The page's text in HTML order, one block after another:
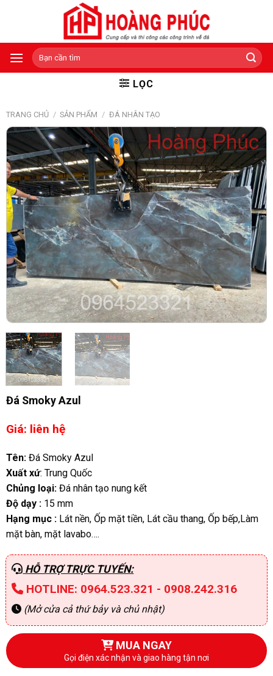
Tìm
kiếm:
LỌC
TRANG CHỦ / SẢN PHẨM / ĐÁ NHÂN TẠO
Đá Smoky Azul
Giá: liên hệ
Tên: Đá Smoky Azul
Xuất xứ: Trung Quốc
Chủng loại:Đá nhân tạo nung kết
Độ dạy :15 mm
Hạng mục :Lát nền, Ốp mặt tiền, Lát cầu thang, Ốp bếp,Làm
mặt bàn, mặt lavabo….
HỖ TRỢ TRỰC TUYẾN:
HOTLINE: 0964.523.321 - 0908.242.316
(Mở cửa cả thứ bảy và chủ nhật)
MUA NGAY
Gọi điện xác nhận và giao hàng tận nơi